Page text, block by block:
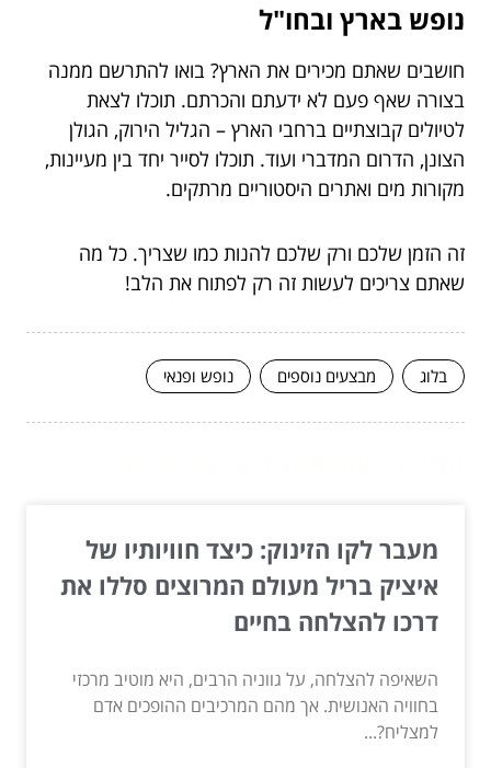
נופש בארץ ובחו"ל
חושבים שאתם מכירים את הארץ? בואו להתרשם ממנה
בצורה שאף פעם לא ידעתם והכרתם. תוכלו לצאת
לטיולים קבוצתיים ברחבי הארץ – הגליל הירוק, הגולן
הצונן, הדרום המדברי ועוד. תוכלו לסייר יחד בין מעיינות,
מקורות מים ואתרים היסטוריים מרתקים.
זה הזמן שלכם ורק שלכם להנות כמו שצריך. כל מה
שאתם צריכים לעשות זה רק לפתוח את הלב!
בלוג מבצעים נוספים נופש ופנאי
מעבר לקו הזינוק: כיצד חוויותיו של
איציק בריל מעולם המרוצים סללו את
דרכו להצלחה בחיים
השאיפה להצלחה, על גווניה הרבים, היא מוטיב מרכזי
בחוויה האנושית. אך מהם המרכיבים ההופכים אדם
למצליח?...